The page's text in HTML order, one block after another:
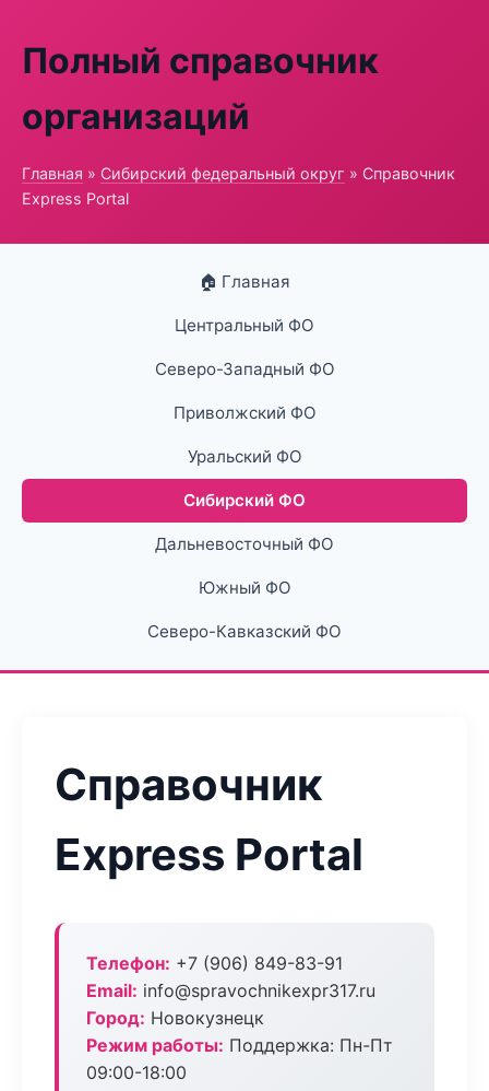
Полный справочник
организаций
Главная » Сибирский федеральный округ » Справочник
Express Portal
🏠 Главная
Центральный ФО
Северо-Западный ФО
Приволжский ФО
Уральский ФО
Сибирский ФО
Дальневосточный ФО
Южный ФО
Северо-Кавказский ФО
Справочник
Express Portal
Телефон: +7 (906) 849-83-91
Email: info@spravochnikexpr317.ru
Город: Новокузнецк
Режим работы: Поддержка: Пн-Пт
09:00-18:00